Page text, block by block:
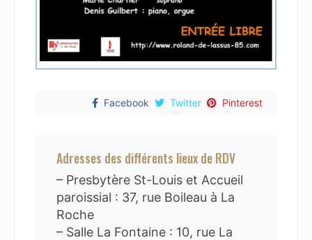
Facebook Twitter Pinterest
Adresses des différents lieux de RDV
– Presbytère St-Louis et Accueil
paroissial : 37, rue Boileau à La
Roche
– Salle La Fontaine : 10, rue La